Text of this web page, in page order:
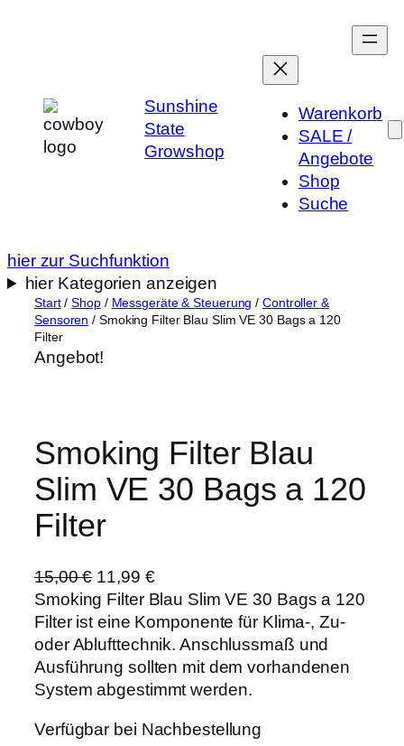
Sunshine
State
Growshop
Warenkorb
SALE /
Angebote
Shop
Suche
hier zur Suchfunktion
hier Kategorien anzeigen
Start/Shop/ Messgeräte & Steuerung /Controller &
Sensoren / Smoking Filter Blau Slim VE 30 Bags a 120
Filter
Angebot!
Smoking Filter Blau
Slim VE 30 Bags a 120
Filter
15,00€ U
r
s
p
r
ü
g
11,99 €A
k
t
u
e
l
e
Smoking Filter Blau Slim VE 30 Bags a 120
Filter ist eine Komponente für Klima-, Zu-
oder Ablufttechnik. Anschlussmaß und
Ausführung sollten mit dem vorhandenen
System abgestimmt werden.
Verfügbar bei Nachbestellung